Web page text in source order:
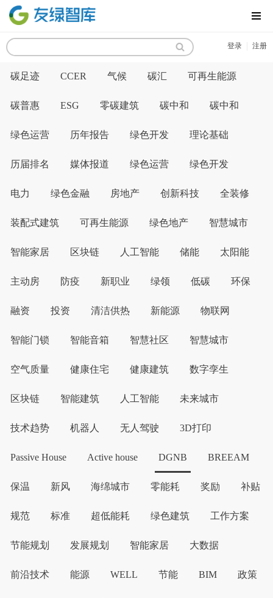
MENU
登录 注册
碳足迹 CCER 气候 碳汇 可再生能源
碳普惠 ESG 零碳建筑 碳中和 碳中和
绿色运营 历年报告 绿色开发 理论基础
历届排名 媒体报道 绿色运营 绿色开发
电力 绿色金融 房地产 创新科技 全装修
装配式建筑 可再生能源 绿色地产 智慧城市
智能家居 区块链 人工智能 储能 太阳能
主动房 防疫 新职业 绿领 低碳 环保
融资 投资 清洁供热 新能源 物联网
智能门锁 智能音箱 智慧社区 智慧城市
空气质量 健康住宅 健康建筑 数字孪生
区块链 智能建筑 人工智能 未来城市
技术趋势 机器人 无人驾驶 3D打印
Passive House Active house DGNB BREEAM
保温 新风 海绵城市 零能耗 奖励 补贴
规范 标准 超低能耗 绿色建筑 工作方案
节能规划 发展规划 智能家居 大数据
前沿技术 能源 WELL 节能 BIM 政策